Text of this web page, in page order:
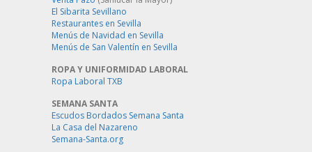
El Sibarita Sevillano
Restaurantes en Sevilla
Menús de Navidad en Sevilla
Menús de San Valentín en Sevilla
ROPA Y UNIFORMIDAD LABORAL
Ropa Laboral TXB
SEMANA SANTA
Escudos Bordados Semana Santa
La Casa del Nazareno
Semana-Santa.org